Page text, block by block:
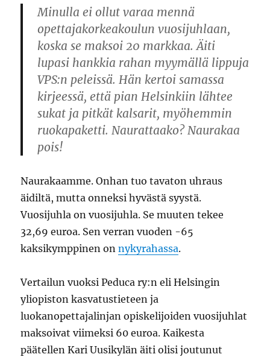
Minulla ei ollut varaa mennä
opettajakorkeakoulun vuosijuhlaan,
koska se maksoi 20 markkaa. Äiti
lupasi hankkia rahan myymällä lippuja
VPS:n peleissä. Hän kertoi samassa
kirjeessä, että pian Helsinkiin lähtee
sukat ja pitkät kalsarit, myöhemmin
ruokapaketti. Naurattaako? Naurakaa
pois!
Naurakaamme. Onhan tuo tavaton uhraus
äidiltä, mutta onneksi hyvästä syystä.
Vuosijuhla on vuosijuhla. Se muuten tekee
32,69 euroa. Sen verran vuoden -65
kaksikymppinen onnykyrahassa.
Vertailun vuoksi Peduca ry:n eli Helsingin
yliopiston kasvatustieteen ja
luokanopettajalinjan opiskelijoiden vuosijuhlat
maksoivat viimeksi 60 euroa. Kaikesta
päätellen Kari Uusikylän äiti olisi joutunut